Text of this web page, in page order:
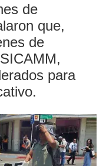
de
que,
de
para